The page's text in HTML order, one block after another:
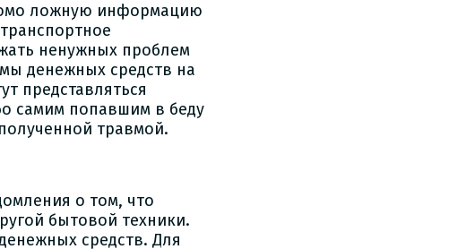
ложную информацию
ненужных проблем
денежных средств на
представляться
самим попавшим в беду
травмой.
о том, что
бытовой техники.
средств. Для